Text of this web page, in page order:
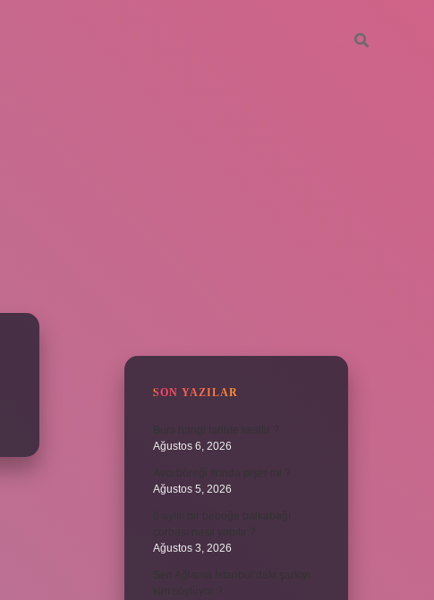
SON YAZILAR
Ağustos 6, 2026
Ağustos 5, 2026
Ağustos 3, 2026